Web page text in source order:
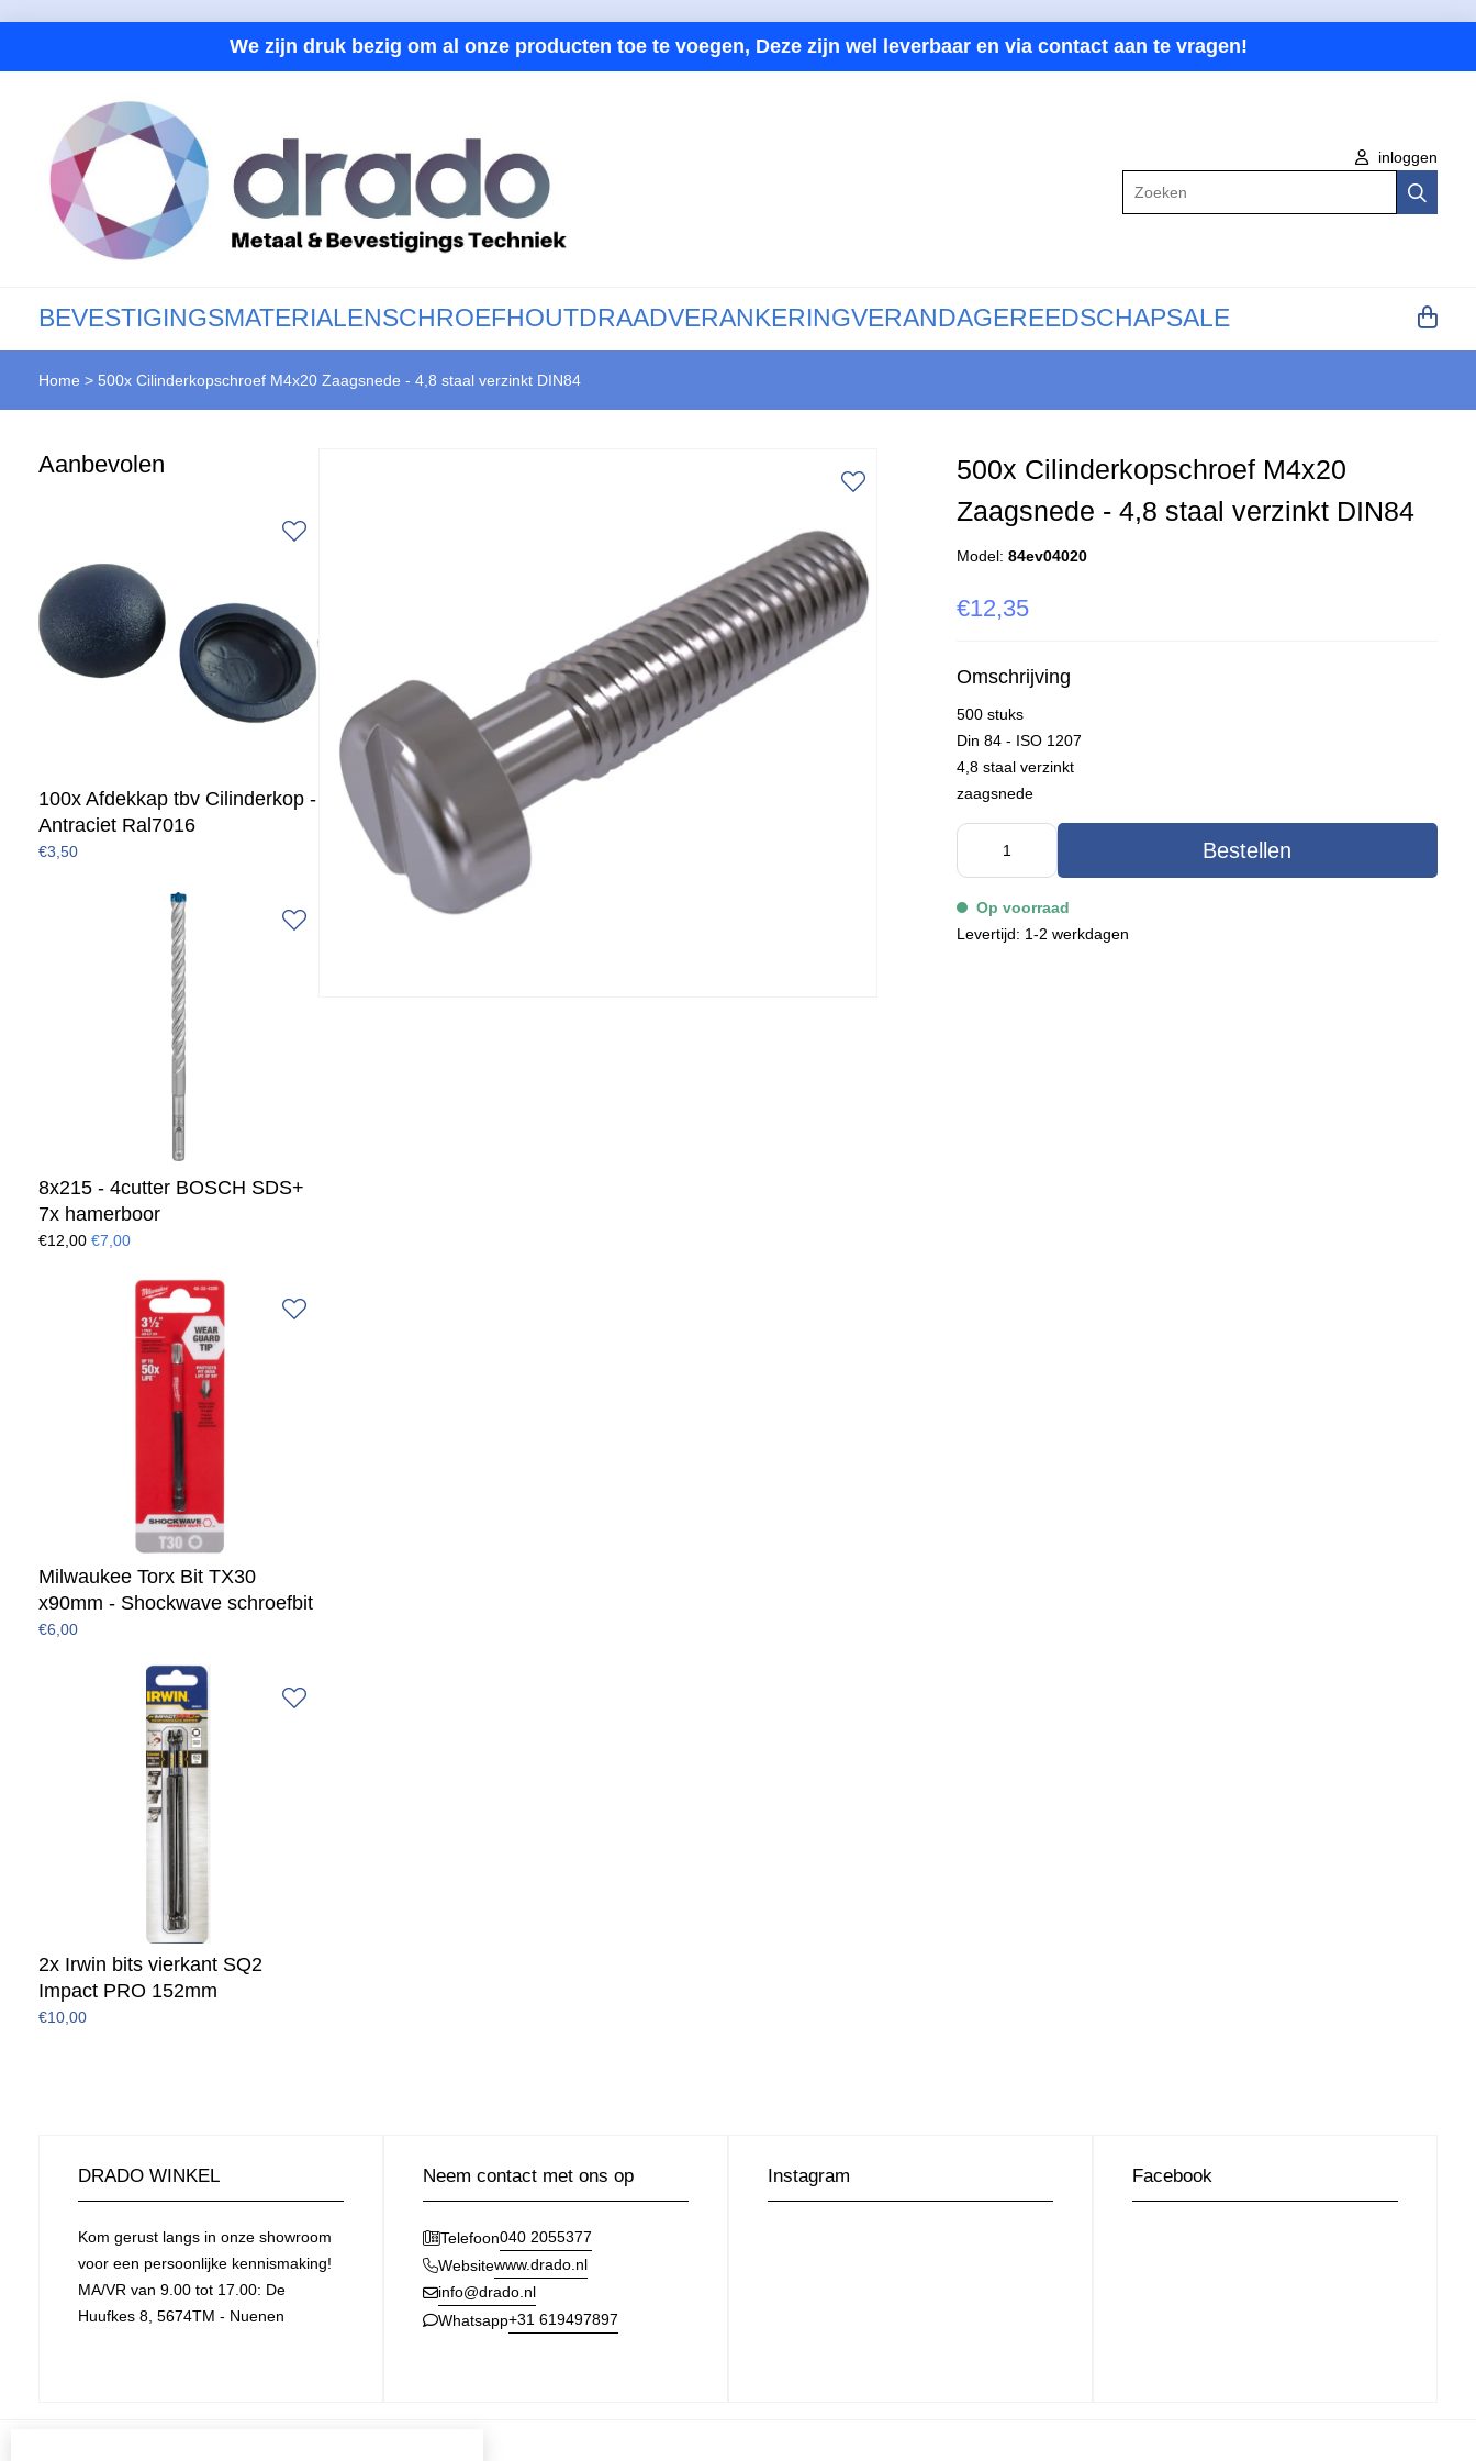
We zijn druk bezig om al onze producten toe te voegen, Deze zijn wel leverbaar en via contact aan te vragen!
inloggen
BEVESTIGINGSMATERIALENSCHROEFHOUTDRAADVERANKERINGVERANDAGEREEDSCHAPSALE
Home > 500x Cilinderkopschroef M4x20 Zaagsnede - 4,8 staal verzinkt DIN84
Aanbevolen
100x Afdekkap tbv Cilinderkop -
Antraciet Ral7016
€3,50
8x215 - 4cutter BOSCH SDS+
7x hamerboor
€12,00 €7,00
Milwaukee Torx Bit TX30
x90mm - Shockwave schroefbit
€6,00
2x Irwin bits vierkant SQ2
Impact PRO 152mm
€10,00
500x Cilinderkopschroef M4x20
Zaagsnede - 4,8 staal verzinkt DIN84
Model: 84ev04020
€12,35
Omschrijving
500 stuks
Din 84 - ISO 1207
4,8 staal verzinkt
zaagsnede
Bestellen
Op voorraad
Levertijd: 1-2 werkdagen
DRADO WINKEL
Kom gerust langs in onze showroom
voor een persoonlijke kennismaking!
MA/VR van 9.00 tot 17.00: De
Huufkes 8, 5674TM - Nuenen
Neem contact met ons op
Telefoon040 2055377
Websitewww.drado.nl
info@drado.nl
Whatsapp+31 619497897
Instagram Facebook